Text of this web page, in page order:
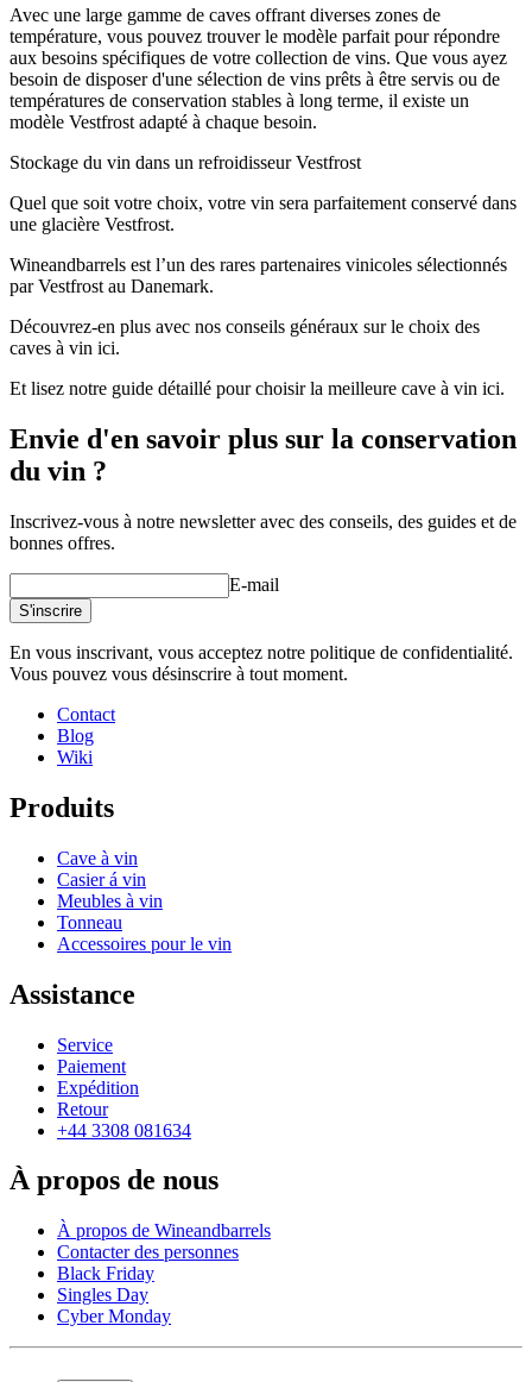
Avec une large gamme de caves offrant diverses zones de
température, vous pouvez trouver le modèle parfait pour répondre
aux besoins spécifiques de votre collection de vins. Que vous ayez
besoin de disposer d'une sélection de vins prêts à être servis ou de
températures de conservation stables à long terme, il existe un
modèle Vestfrost adapté à chaque besoin.
Stockage du vin dans un refroidisseur Vestfrost
Quel que soit votre choix, votre vin sera parfaitement conservé dans
une glacière Vestfrost.
Wineandbarrels est l’un des rares partenaires vinicoles sélectionnés
par Vestfrost au Danemark.
Découvrez-en plus avec nos conseils généraux sur le choix des
caves à vin ici.
Et lisez notre guide détaillé pour choisir la meilleure cave à vin ici.
Envie d'en savoir plus sur la conservation
du vin ?
Inscrivez-vous à notre newsletter avec des conseils, des guides et de
bonnes offres.
E-mail
S'inscrire
En vous inscrivant, vous acceptez notre politique de confidentialité.
Vous pouvez vous désinscrire à tout moment.
Contact
Blog
Wiki
Produits
Cave à vin
Casier á vin
Meubles à vin
Tonneau
Accessoires pour le vin
Assistance
Service
Paiement
Expédition
Retour
+44 3308 081634
À propos de nous
À propos de Wineandbarrels
Contacter des personnes
Black Friday
Singles Day
Cyber Monday